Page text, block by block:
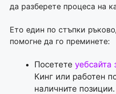
да разберете процеса на
Ето един по стъпки
помогне да го преминете:
Посетете уебсайта
Кинг или работен
наличните позиции.